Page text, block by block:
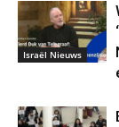
Israël Nieuws